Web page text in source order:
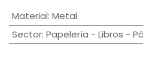
Material: Metal
Sector: Papelería - Libros -